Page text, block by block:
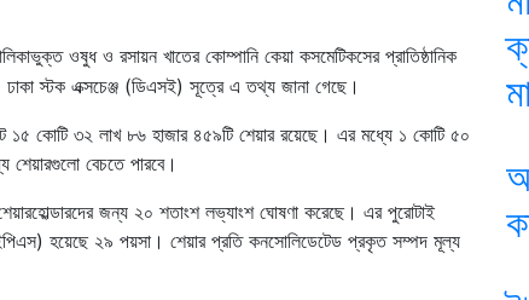
ওষুধ ও রসায়ন খাতের কোম্পানি কেয়া কসমেটিকসের প্রাতিষ্ঠানিক
ঢাকা স্টক এক্সচেঞ্জ (ডিএসই) সূত্রে এ তথ্য জানা গেছে।
১৫ কোটি ৩২ লাখ ৮৬ হাজার ৪৫৯টি শেয়ার রয়েছে। এর মধ্যে ১ কোটি ৫০
শেয়ারগুলো বেচতে পারবে।
জন্য ২০ শতাংশ লভ্যাংশ ঘোষণা করেছে। এর পুরোটাই
হয়েছে ২৯ পয়সা। শেয়ার প্রতি কনসোলিডেটেড প্রকৃত সম্পদ মূল্য